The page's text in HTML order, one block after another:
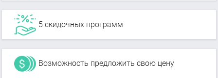
5 скидочных программ
Возможность предложить свою цену